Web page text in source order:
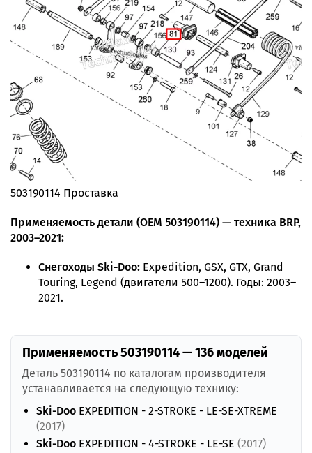
503190114 Проставка
Применяемость детали (OEM 503190114) — техника BRP,
2003–2021:
Снегоходы Ski-Doo: Expedition, GSX, GTX, Grand
Touring, Legend (двигатели 500–1200). Годы: 2003–
2021.
Применяемость 503190114 — 136 моделей
Деталь 503190114 по каталогам производителя
устанавливается на следующую технику:
Ski-Doo EXPEDITION - 2-STROKE - LE-SE-XTREME
(2017)
Ski-Doo EXPEDITION - 4-STROKE - LE-SE (2017)